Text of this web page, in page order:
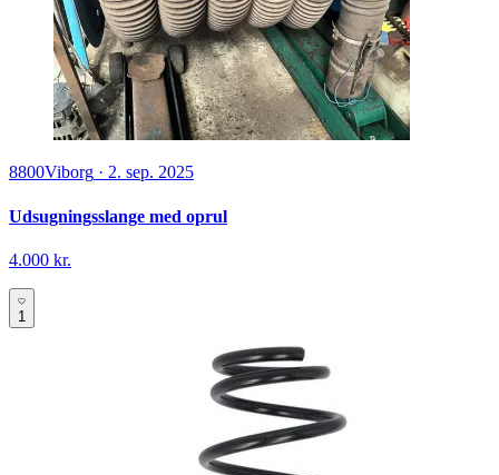
8800Viborg · 2. sep. 2025
Udsugningsslange med oprul
4.000 kr.
1